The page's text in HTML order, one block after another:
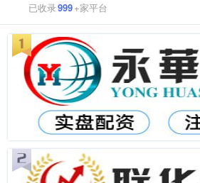
已收录999+家平台